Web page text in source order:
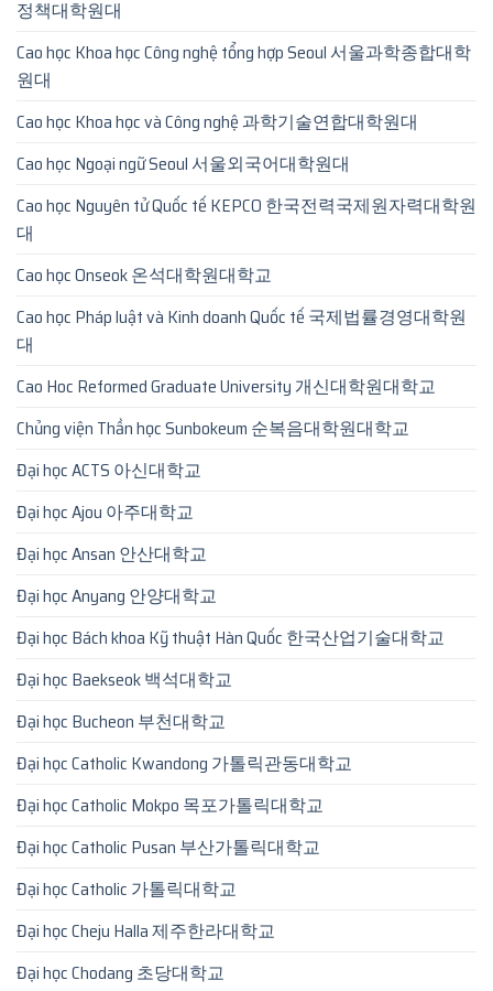
정책대학원대
Cao học Khoa học Công nghệ tổng hợp Seoul 서울과학종합대학
원대
Cao học Khoa học và Công nghệ 과학기술연합대학원대
Cao học Ngoại ngữ Seoul 서울외국어대학원대
Cao học Nguyên tử Quốc tế KEPCO 한국전력국제원자력대학원
대
Cao học Onseok 온석대학원대학교
Cao học Pháp luật và Kinh doanh Quốc tế 국제법률경영대학원
대
Cao Hoc Reformed Graduate University 개신대학원대학교
Chủng viện Thần học Sunbokeum 순복음대학원대학교
Đại học ACTS 아신대학교
Đại học Ajou 아주대학교
Đại học Ansan 안산대학교
Đại học Anyang 안양대학교
Đại học Bách khoa Kỹ thuật Hàn Quốc 한국산업기술대학교
Đại học Baekseok 백석대학교
Đại học Bucheon 부천대학교
Đại học Catholic Kwandong 가톨릭관동대학교
Đại học Catholic Mokpo 목포가톨릭대학교
Đại học Catholic Pusan 부산가톨릭대학교
Đại học Catholic 가톨릭대학교
Đại học Cheju Halla 제주한라대학교
Đại học Chodang 초당대학교